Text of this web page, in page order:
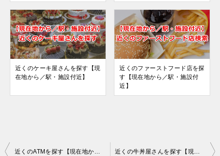
近くのケーキ屋さんを探す【現
在地から／駅・施設付近】
近くのファーストフード店を探
す【現在地から／駅・施設付
近】
投
近くのATMを探す【現在地から／駅・施設付近】 近くの牛丼屋さんを探す【現在地から／駅・施設付近】